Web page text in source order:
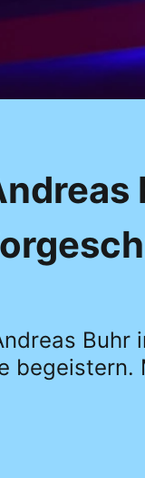
Buhr
begeistern.